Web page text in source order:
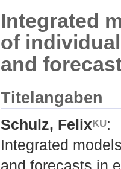
Integrated
of
and
Titelangaben
Schulz, Felix
:
Integrated
and forecasts in